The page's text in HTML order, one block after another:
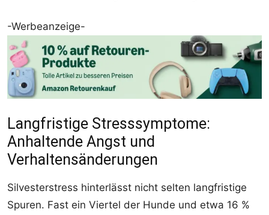
-Werbeanzeige-
Langfristige Stresssymptome:
Anhaltende Angst und
Verhaltensänderungen
Silvesterstress hinterlässt nicht selten langfristige
Spuren. Fast ein Viertel der Hunde und etwa 16 %